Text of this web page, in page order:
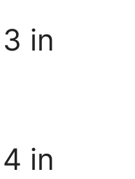
in
in